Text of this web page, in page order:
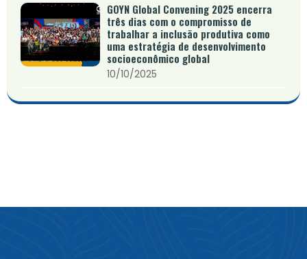
GOYN Global Convening 2025 encerra
três dias com o compromisso de
trabalhar a inclusão produtiva como
uma estratégia de desenvolvimento
socioeconômico global
10/10/2025